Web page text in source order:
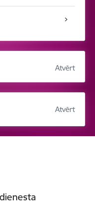
Atvērt
Atvērt